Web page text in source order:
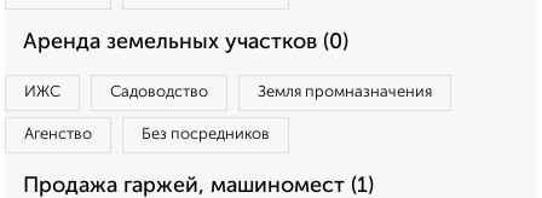
Аренда земельных участков (0)
ИЖС Садоводство Земля промназначения
Агенство Без посредников
Продажа гаржей, машиномест (1)